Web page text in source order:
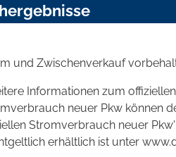
und Zwischenverkauf
Informationen zum
neuer Pkw können
Stromverbrauch neuer
erhältlich ist unter